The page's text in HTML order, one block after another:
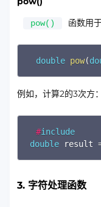
pow() 函数用
double pow(
例如，计算2的3次方：
#include
double result
3. 字符处理函数